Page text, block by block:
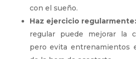
con el sueño.
Haz ejercicio regularmente:
regular puede mejorar la
pero evita entrenamientos